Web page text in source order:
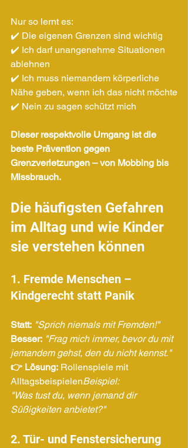
Nur so lernt es:
✔️ Die eigenen Grenzen sind wichtig
✔️ Ich darf unangenehme Situationen
ablehnen
✔️ Ich muss niemandem körperliche
Nähe geben, wenn ich das nicht möchte
✔️ Nein zu sagen schützt mich
Dieser respektvolle Umgang ist die
beste Prävention gegen
Grenzverletzungen – von Mobbing bis
Missbrauch.
Die häufigsten Gefahren
im Alltag und wie Kinder
sie verstehen können
1. Fremde Menschen –
Kindgerecht statt Panik
Statt: "Sprich niemals mit Fremden!"
Besser: "Frag mich immer, bevor du mit
jemandem gehst, den du nicht kennst."
👉 Lösung: Rollenspiele mit
AlltagsbeispielenBeispiel:
"Was tust du, wenn jemand dir
Süßigkeiten anbietet?"
2. Tür- und Fenstersicherung